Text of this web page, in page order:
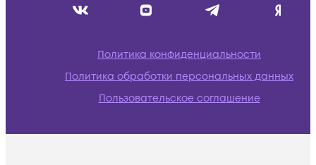
Политика конфиденциальности
Политика обработки персональных данных
Пользовательское соглашение